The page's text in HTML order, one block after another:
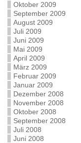
Oktober 2009
September 2009
August 2009
Juli 2009
Juni 2009
Mai 2009
April 2009
März 2009
Februar 2009
Januar 2009
Dezember 2008
November 2008
Oktober 2008
September 2008
Juli 2008
Juni 2008